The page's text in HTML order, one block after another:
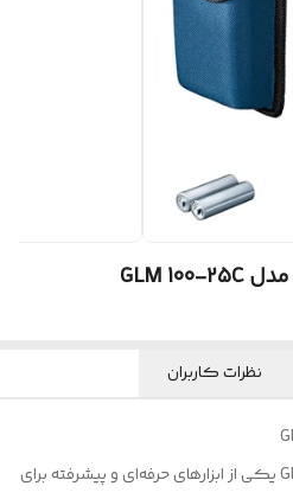
نظرات کاربران
متر لیزری بوش مدل GLM 100-25C یکی از ابزارهای حرفه‌ای و پیشرفته برای